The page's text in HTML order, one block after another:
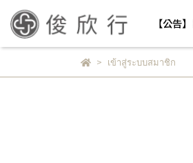
【公告
เข้าสู่ระบบสมาชิก